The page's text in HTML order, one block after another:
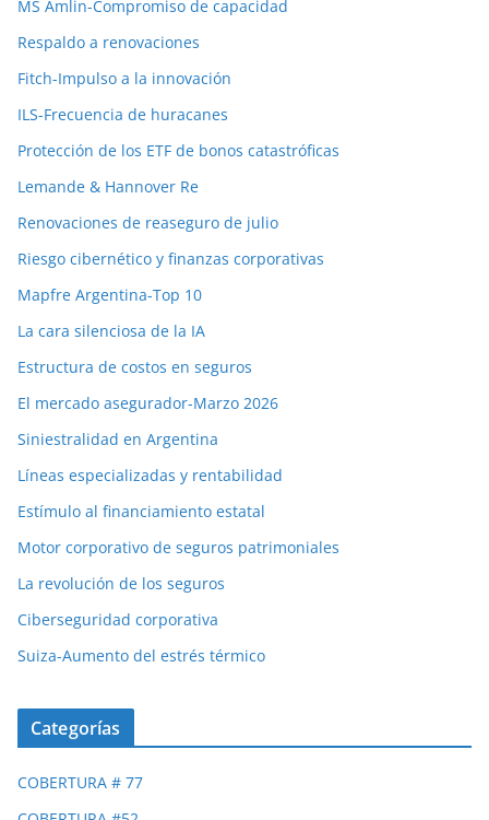
MS Amlin-Compromiso de capacidad
Respaldo a renovaciones
Fitch-Impulso a la innovación
ILS-Frecuencia de huracanes
Protección de los ETF de bonos catastróficas
Lemande & Hannover Re
Renovaciones de reaseguro de julio
Riesgo cibernético y finanzas corporativas
Mapfre Argentina-Top 10
La cara silenciosa de la IA
Estructura de costos en seguros
El mercado asegurador-Marzo 2026
Siniestralidad en Argentina
Líneas especializadas y rentabilidad
Estímulo al financiamiento estatal
Motor corporativo de seguros patrimoniales
La revolución de los seguros
Ciberseguridad corporativa
Suiza-Aumento del estrés térmico
Categorías
COBERTURA # 77